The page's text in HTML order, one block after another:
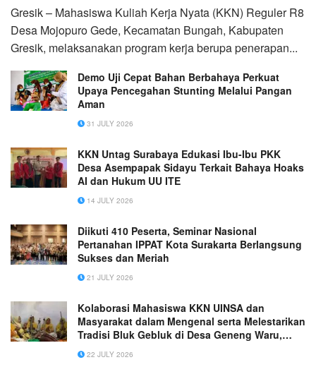
Gresik – Mahasiswa Kuliah Kerja Nyata (KKN) Reguler R8
Desa Mojopuro Gede, Kecamatan Bungah, Kabupaten
Gresik, melaksanakan program kerja berupa penerapan...
Demo Uji Cepat Bahan Berbahaya Perkuat
Upaya Pencegahan Stunting Melalui Pangan
Aman
31 JULY 2026
KKN Untag Surabaya Edukasi Ibu-Ibu PKK
Desa Asempapak Sidayu Terkait Bahaya Hoaks
AI dan Hukum UU ITE
14 JULY 2026
Diikuti 410 Peserta, Seminar Nasional
Pertanahan IPPAT Kota Surakarta Berlangsung
Sukses dan Meriah
21 JULY 2026
Kolaborasi Mahasiswa KKN UINSA dan
Masyarakat dalam Mengenal serta Melestarikan
Tradisi Bluk Gebluk di Desa Geneng Waru,
Kecamatan Rembang Kabupaten Pasuruan.
22 JULY 2026